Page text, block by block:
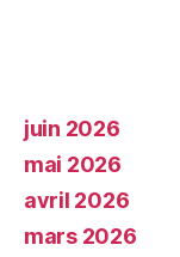
juin 2026
mai 2026
avril 2026
mars 2026